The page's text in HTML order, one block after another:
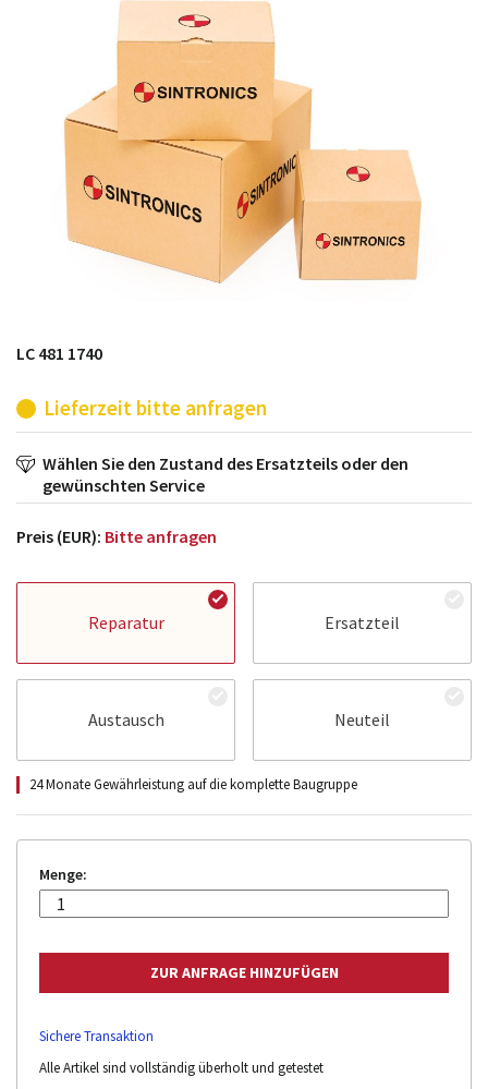
möglich. SINTRONICS ist dann ihr Partner, der
entweder die alten Baugruppen technisch hochwertig
repariert oder ihnen die abgekündigten Baugruppen
aus dem eigenen Lager ersetzt.
LC 481 1740
Lieferzeit bitte anfragen
Wählen Sie den Zustand des Ersatzteils oder den
gewünschten Service
Preis (EUR): Bitte anfragen
Reparatur Ersatzteil
Austausch Neuteil
24 Monate Gewährleistung auf die komplette Baugruppe
Menge:
Sichere Transaktion
Alle Artikel sind vollständig überholt und getestet